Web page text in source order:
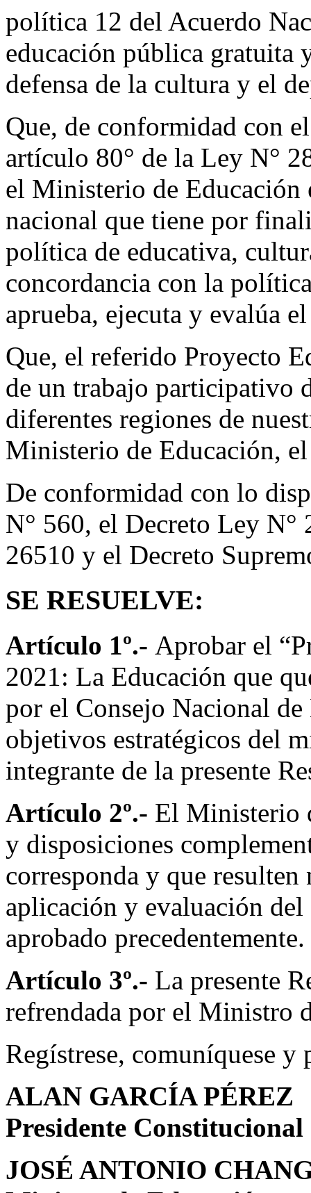
política 12 del Acuerdo
educación pública gratuita
defensa de la cultura y el
Que, de conformidad con
artículo 80° de la Ley N°
el Ministerio de Educación
nacional que tiene por
política de educativa,
concordancia con la
aprueba, ejecuta y evalúa
Que, el referido Proyecto
de un trabajo participativo
diferentes regiones de
Ministerio de Educación,
De conformidad con lo
N° 560, el Decreto Ley
26510 y el Decreto
SE RESUELVE:
Artículo 1º.- Aprobar el
2021: La Educación que
por el Consejo Nacional
objetivos estratégicos del
integrante de la presente
Artículo 2º.- El Ministerio
y disposiciones
corresponda y que resulten
aplicación y evaluación
aprobado precedentemente.
Artículo 3º.- La presente
refrendada por el Ministro
Regístrese, comuníquese y
ALAN GARCÍA PÉREZ
Presidente
JOSÉ ANTONIO